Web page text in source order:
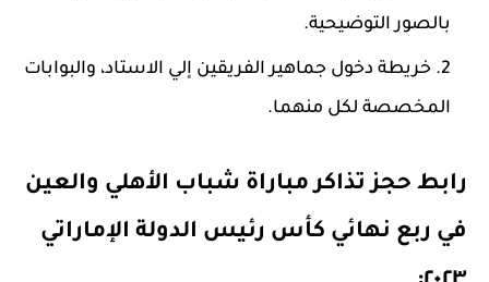
بالصور التوضيحية.
خريطة دخول جماهير الفريقين إلي الاستاد، والبوابات
المخصصة لكل منهما.
رابط حجز تذاكر مباراة شباب الأهلي والعين
في ربع نهائي كأس رئيس الدولة الإماراتي